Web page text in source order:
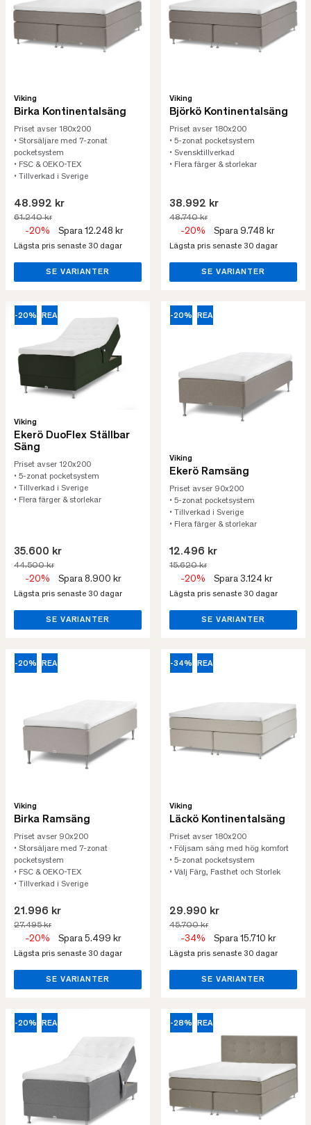
Viking
Birka Kontinentalsäng
Priset avser 180x200
• Storsäljare med 7-zonat
pocketsystem
• FSC & OEKO-TEX
• Tillverkad i Sverige
48.992 kr
61.240 kr
-20% Spara 12.248 kr
Lägsta pris senaste 30 dagar
SE VARIANTER
Viking
Björkö Kontinentalsäng
Priset avser 180x200
• 5-zonat pocketsystem
• Svensktillverkad
• Flera färger & storlekar
38.992 kr
48.740 kr
-20% Spara 9.748 kr
Lägsta pris senaste 30 dagar
SE VARIANTER
-20% REA
Viking
Ekerö DuoFlex Ställbar
Säng
Priset avser 120x200
• 5-zonat pocketsystem
• Tillverkad i Sverige
• Flera färger & storlekar
35.600 kr
44.500 kr
-20% Spara 8.900 kr
Lägsta pris senaste 30 dagar
SE VARIANTER
-20% REA
Viking
Ekerö Ramsäng
Priset avser 90x200
• 5-zonat pocketsystem
• Tillverkad i Sverige
• Flera färger & storlekar
12.496 kr
15.620 kr
-20% Spara 3.124 kr
Lägsta pris senaste 30 dagar
SE VARIANTER
-20% REA
Viking
Birka Ramsäng
Priset avser 90x200
• Storsäljare med 7-zonat
pocketsystem
• FSC & OEKO-TEX
• Tillverkad i Sverige
21.996 kr
27.495 kr
-20% Spara 5.499 kr
Lägsta pris senaste 30 dagar
SE VARIANTER
-34% REA
Viking
Läckö Kontinentalsäng
Priset avser 180x200
• Följsam säng med hög komfort
• 5-zonat pocketsystem
• Välj Färg, Fasthet och Storlek
29.990 kr
45.700 kr
-34% Spara 15.710 kr
Lägsta pris senaste 30 dagar
SE VARIANTER
-20% REA -28% REA